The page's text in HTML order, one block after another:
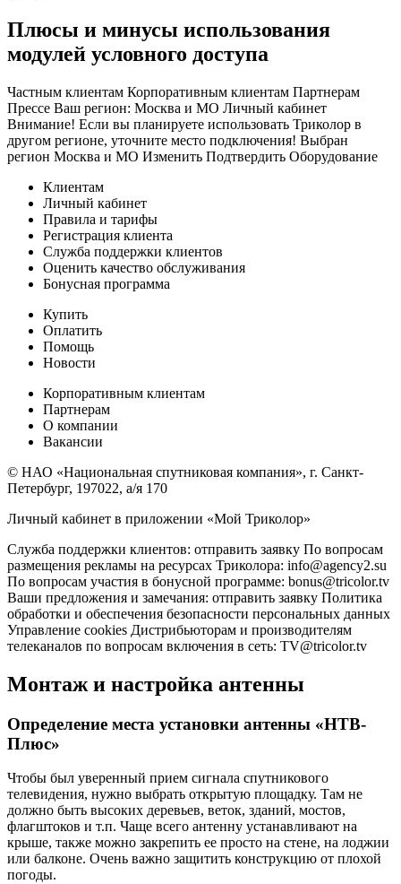
Плюсы и минусы использования
модулей условного доступа
Частным клиентам Корпоративным клиентам Партнерам
Прессе Ваш регион: Москва и МО Личный кабинет
Внимание! Если вы планируете использовать Триколор в
другом регионе, уточните место подключения! Выбран
регион Москва и МО Изменить Подтвердить Оборудование
Клиентам
Личный кабинет
Правила и тарифы
Регистрация клиента
Служба поддержки клиентов
Оценить качество обслуживания
Бонусная программа
Купить
Оплатить
Помощь
Новости
Корпоративным клиентам
Партнерам
О компании
Вакансии
© НАО «Национальная спутниковая компания», г. Санкт-
Петербург, 197022, а/я 170
Личный кабинет в приложении «Мой Триколор»
Служба поддержки клиентов: отправить заявку По вопросам
размещения рекламы на ресурсах Триколора: info@agency2.su
По вопросам участия в бонусной программе: bonus@tricolor.tv
Ваши предложения и замечания: отправить заявку Политика
обработки и обеспечения безопасности персональных данных
Управление cookies Дистрибьюторам и производителям
телеканалов по вопросам включения в сеть: TV@tricolor.tv
Монтаж и настройка антенны
Определение места установки антенны «НТВ-
Плюс»
Чтобы был уверенный прием сигнала спутникового
телевидения, нужно выбрать открытую площадку. Там не
должно быть высоких деревьев, веток, зданий, мостов,
флагштоков и т.п. Чаще всего антенну устанавливают на
крыше, также можно закрепить ее просто на стене, на лоджии
или балконе. Очень важно защитить конструкцию от плохой
погоды.